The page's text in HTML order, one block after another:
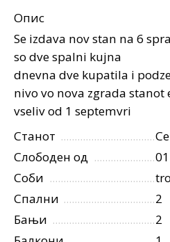
Опис
Se izdava nov stan na 6
so dve spalni kujna
dnevna dve kupatila i
nivo vo nova zgrada stanot
vseliv od 1 septemvri
Станот
Слободен од
Соби
Спални
2
Бањи
2